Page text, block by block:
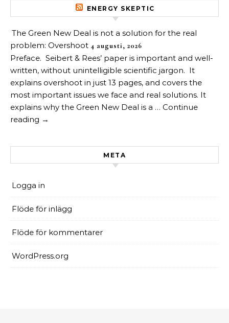
ENERGY SKEPTIC
The Green New Deal is not a solution for the real
problem: Overshoot 4 augusti, 2026
Preface. Seibert & Rees’ paper is important and well-
written, without unintelligible scientific jargon. It
explains overshoot in just 13 pages, and covers the
most important issues we face and real solutions. It
explains why the Green New Deal is a … Continue
reading →
META
Logga in
Flöde för inlägg
Flöde för kommentarer
WordPress.org